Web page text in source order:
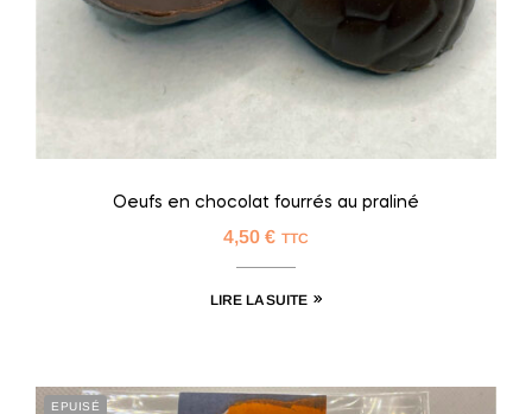
Oeufs en chocolat fourrés au praliné
4,50 € TTC
LIRE LA SUITE
EPUISÉ